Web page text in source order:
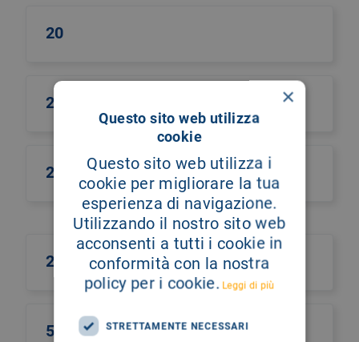
20
2014
231
25 novembre
5x1000
×
Questo sito web utilizza
cookie
Questo sito web utilizza i
cookie per migliorare la tua
esperienza di navigazione.
Utilizzando il nostro sito web
acconsenti a tutti i cookie in
conformità con la nostra
policy per i cookie. Leggi di più
STRETTAMENTE NECESSARI